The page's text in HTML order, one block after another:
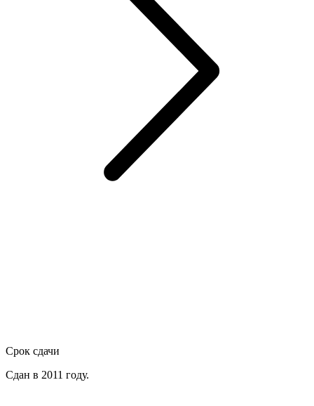
Срок сдачи
Сдан в 2011 году.